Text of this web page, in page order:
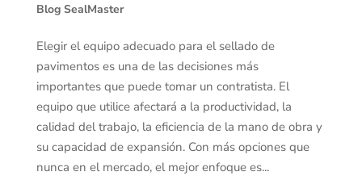
Blog SealMaster
Elegir el equipo adecuado para el sellado de
pavimentos es una de las decisiones más
importantes que puede tomar un contratista. El
equipo que utilice afectará a la productividad, la
calidad del trabajo, la eficiencia de la mano de obra y
su capacidad de expansión. Con más opciones que
nunca en el mercado, el mejor enfoque es...